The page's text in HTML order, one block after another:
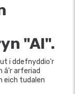
"AI".
i ddefnyddio'r
â'r arferiad
eich tudalen